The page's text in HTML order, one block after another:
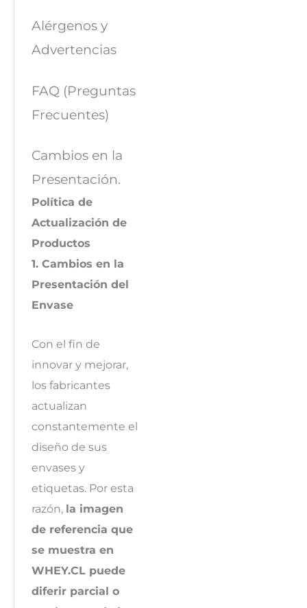
Alérgenos y
Advertencias
FAQ (Preguntas
Frecuentes)
Cambios en la
Presentación.
Política de
Actualización de
Productos
1. Cambios en la
Presentación del
Envase
Con el fin de
innovar y mejorar,
los fabricantes
actualizan
constantemente el
diseño de sus
envases y
etiquetas. Por esta
razón, la imagen
de referencia que
se muestra en
WHEY.CL puede
diferir parcial o